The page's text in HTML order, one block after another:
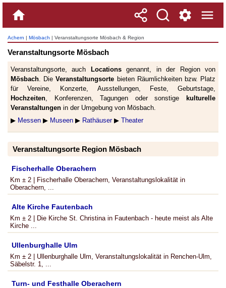
Achern | Mösbach | Veranstaltungsorte Mösbach & Region
Veranstaltungsorte Mösbach
Veranstaltungsorte, auch Locationsgenannt, in der Region von
Mösbach. DieVeranstaltungsorte bieten Räumlichkeiten bzw. Platz
für Vereine, Konzerte, Ausstellungen, Feste, Geburtstage,
Hochzeiten, Konferenzen, Tagungen oder sonstige
kulturelle
Veranstaltungen in der Umgebung von Mösbach.
▶ Messen ▶ Museen ▶ Rathäuser▶ Theater
Veranstaltungsorte Region Mösbach
Fischerhalle Oberachern
Km ± 2 | Fischerhalle Oberachern, Veranstaltungslokalität in
Oberachern, ...
Alte Kirche Fautenbach
Km ± 2 | Die Kirche St. Christina in Fautenbach - heute meist als Alte
Kirche ...
Ullenburghalle Ulm
Km ± 2 | Ullenburghalle Ulm, Veranstaltungslokalität in Renchen-Ulm,
Säbelstr. 1, ...
Turn- und Festhalle Oberachern